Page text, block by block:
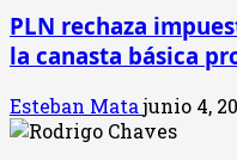
PLN rechaza
la canasta básica
Esteban Matajunio 4,